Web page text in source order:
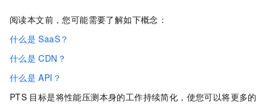
阅读本文前，您可能需要了解如下概念：
什么是 SaaS？
什么是 CDN？
什么是 API？
PTS 目标是将性能压测本身的工作持续简化，使您可以将更多的